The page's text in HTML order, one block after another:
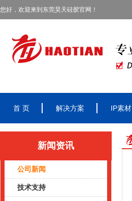
您好，欢迎来到东莞昊天硅胶官网！
首 页 解决方案 IP素材
新闻资讯
公司新闻
技术支持